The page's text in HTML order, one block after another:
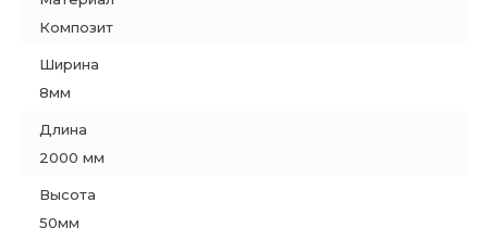
Композит
Ширина
8мм
Длина
2000 мм
Высота
50мм